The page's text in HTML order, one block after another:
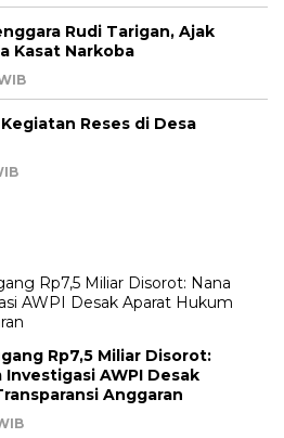
Rudi Tarigan, Ajak
Kasat Narkoba
Reses di Desa
Rp7,5 Miliar Disorot:
AWPI Desak
Anggaran